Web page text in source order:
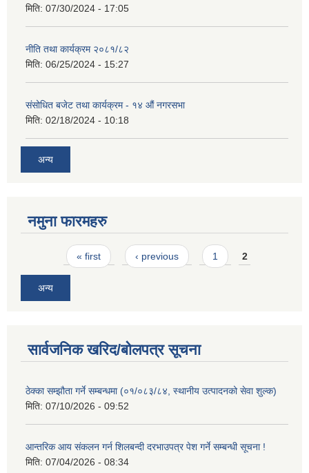
मिति: 07/30/2024 - 17:05
नीति तथा कार्यक्रम २०८१/८२
मिति: 06/25/2024 - 15:27
संसोधित बजेट तथा कार्यक्रम - १४ औं नगरसभा
मिति: 02/18/2024 - 10:18
अन्य
नमुना फारमहरु
Pages« first ‹ previous 1 2
अन्य
सार्वजनिक खरिद/बोलपत्र सूचना
ठेक्का सम्झौता गर्ने सम्बन्धमा (०१/०८३/८४, स्थानीय उत्पादनको सेवा शुल्क)
मिति: 07/10/2026 - 09:52
आन्तरिक आय संकलन गर्न शिलबन्दी दरभाउपत्र पेश गर्ने सम्बन्धी सूचना !
मिति: 07/04/2026 - 08:34